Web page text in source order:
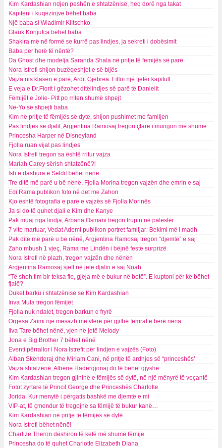
Kim Kardashian ndjen peshën e shtatzënisë, heq dorë nga takat
Kapiteni i kuqezinjve bëhet baba
Një baba si Wladimir Klitschko
Glauk Konjufca bëhet baba
Shakira më në formë se kurrë pas lindjes, ja sekreti i dobësimit
Baba për herë të nëntë?
Da Ghost dhe modelja Saranda Shala në pritje të fëmijës së parë
Nora Istrefi shijon buzëqeshjet e së bijës
Vajza nis klasën e parë, Ardit Gjebrea: Filloi një tjetër kapitull
E veja e Dr.Florit i gëzohet ditëlindjes së parë të Danielit
Fëmijët e Jolie- Pitt po rriten shumë shpejt
Ne-Yo së shpejti baba
Kim në pritje të fëmijës së dyte, shijon pushimet me familjen
Pas lindjes së djalit, Argjentina Ramosaj tregon çfarë i mungon më shumë
Princesha Harper në Disneyland
Fjolla ruan vijat pas lindjes
Nora Istrefi tregon sa është rritur vajza
Mariah Carey sërish shtatzënë?!
Ish e dashura e Seldit bëhet nënë
Tre ditë më parë u bë nënë, Fjolla Morina tregon vajzën dhe emrin e saj
Edi Rama publikon foto në det me Zahon
Kjo është fotografia e parë e vajzës së Fjolla Morinës
Ja si do të quhet djali e Kim dhe Kanye
Pak muaj nga lindja, Arbana Osmani tregon trupin në palestër
7 vite martuar, Vedat Ademi publikon portret familjar: Bekimi më i madh
Pak ditë më parë u bë nënë, Argjentina Ramosaj tregon “djemtë” e saj
Zaho mbush 1 vjeç, Rama me Lindën i bëjnë festë surprizë
Nora Istrefi në plazh, tregon vajzën dhe nënën
Argjentina Ramosaj sjell në jetë djalin e saj Noah
“Të shoh tim bir teksa fle, gjëja më e bukur në botë”. E kuptoni për kë bëhet
fjalë?
Duket barku i shtatzënisë së Kim Kardashian
Inva Mula tregon fëmijët
Fjolla nuk ndalet, tregon barkun e fryrë
Orgesa Zaimi një mesazh me vlerë për gjithë femrat e bërë nëna
Ilva Tare bëhet nënë, vjen në jetë Melody
Jona e Big Brother 7 bëhet nënë
Eventi përrallor i Nora Istrefit për lindjen e vajzës (Foto)
Alban Skënderaj dhe Miriam Cani, në pritje të ardhjes së “princeshës’
Vajza shtatzënë, Albërie Hadërgjonaj do të bëhet gjyshe
Kim Kardashian tregon gjininë e fëmijës së dytë, në një mënyrë të veçantë
Fotot zyrtare të Princit George dhe Princeshës Charlotte
Jorida: Kur menytë i përgatis bashkë me djemtë e mi
VIP-at, të çmendur të tregojnë sa fëmijë të bukur kanë…
Kim Kardashian në pritje të fëmijës së dytë
Nora Istrefi bëhet nënë!
Charlize Theron dëshiron të ketë më shumë fëmijë
Princesha do të quhet Charlotte Elizabeth Diana